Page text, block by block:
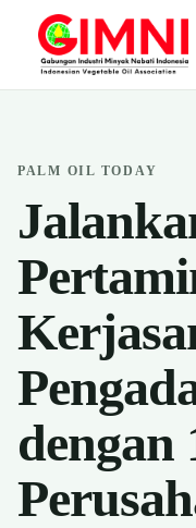
PALM OIL TODAY
dengan